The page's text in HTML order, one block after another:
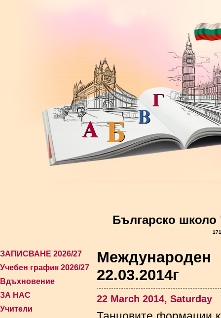
Българско
ЗАПИСВАНЕ 2026/27
Учебен график 2026/27
Вдъхновение
ЗА НАС
Учители
22.03.2014г
22 March 2014, Saturday